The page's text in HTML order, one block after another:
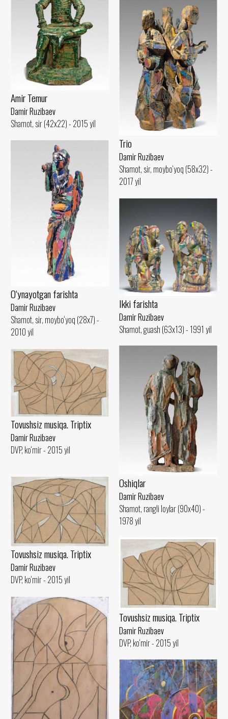
Amir Temur
Damir Ruzibaev
Shamot, sir (42x22) - 2015 yil
Trio
Damir Ruzibaev
Shamot, sir, moybo‘yoq (58x32) -
2017 yil
O‘ynayotgan farishta
Damir Ruzibaev
Shamot, sir, moybo‘yoq (28x7) -
2010 yil
Ikki farishta
Damir Ruzibaev
Shamot, guash (63x13) - 1991 yil
Oshiqlar
Damir Ruzibaev
Shamot, rangli loylar (90x40) -
1978 yil
Tovushsiz musiqa. Triptix
Damir Ruzibaev
DVP, ko‘mir - 2015 yil
Tovushsiz musiqa. Triptix
Damir Ruzibaev
DVP, ko‘mir - 2015 yil
Tovushsiz musiqa. Triptix
Damir Ruzibaev
DVP, ko‘mir - 2015 yil